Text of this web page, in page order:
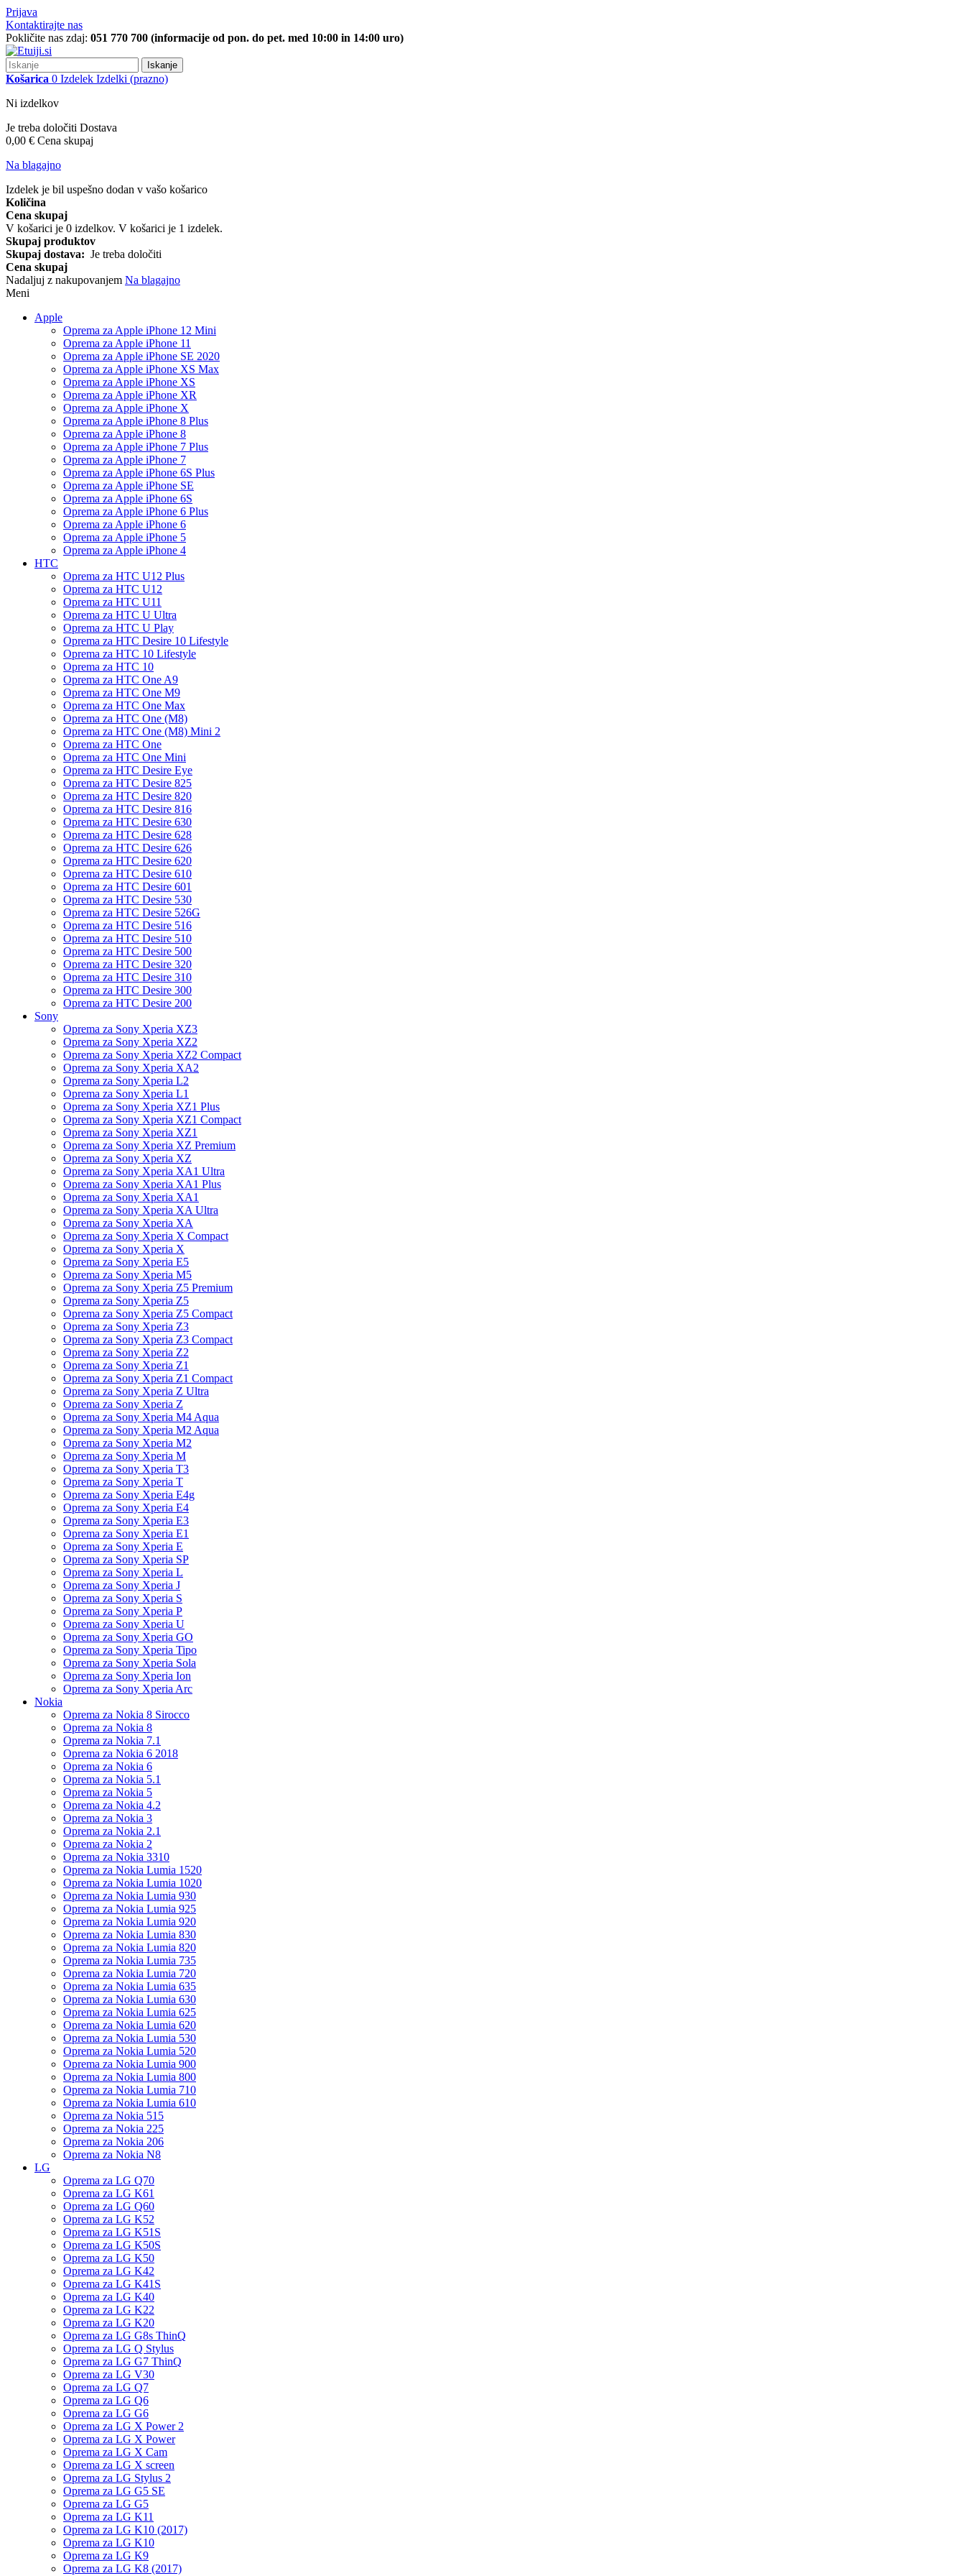
Prijava
Kontaktirajte nas
Pokličite nas zdaj: 051 770 700 (informacije od pon. do pet. med 10:00 in 14:00 uro)
Iskanje
Košarica 0 Izdelek Izdelki (prazno)
Ni izdelkov
Je treba določiti Dostava
0,00 € Cena skupaj
Na blagajno
Izdelek je bil uspešno dodan v vašo košarico
Količina
Cena skupaj
V košarici je 0 izdelkov. V košarici je 1 izdelek.
Skupaj produktov
Skupaj dostava: Je treba določiti
Cena skupaj
Nadaljuj z nakupovanjem Na blagajno
Meni
Apple
Oprema za Apple iPhone 12 Mini
Oprema za Apple iPhone 11
Oprema za Apple iPhone SE 2020
Oprema za Apple iPhone XS Max
Oprema za Apple iPhone XS
Oprema za Apple iPhone XR
Oprema za Apple iPhone X
Oprema za Apple iPhone 8 Plus
Oprema za Apple iPhone 8
Oprema za Apple iPhone 7 Plus
Oprema za Apple iPhone 7
Oprema za Apple iPhone 6S Plus
Oprema za Apple iPhone SE
Oprema za Apple iPhone 6S
Oprema za Apple iPhone 6 Plus
Oprema za Apple iPhone 6
Oprema za Apple iPhone 5
Oprema za Apple iPhone 4
HTC
Oprema za HTC U12 Plus
Oprema za HTC U12
Oprema za HTC U11
Oprema za HTC U Ultra
Oprema za HTC U Play
Oprema za HTC Desire 10 Lifestyle
Oprema za HTC 10 Lifestyle
Oprema za HTC 10
Oprema za HTC One A9
Oprema za HTC One M9
Oprema za HTC One Max
Oprema za HTC One (M8)
Oprema za HTC One (M8) Mini 2
Oprema za HTC One
Oprema za HTC One Mini
Oprema za HTC Desire Eye
Oprema za HTC Desire 825
Oprema za HTC Desire 820
Oprema za HTC Desire 816
Oprema za HTC Desire 630
Oprema za HTC Desire 628
Oprema za HTC Desire 626
Oprema za HTC Desire 620
Oprema za HTC Desire 610
Oprema za HTC Desire 601
Oprema za HTC Desire 530
Oprema za HTC Desire 526G
Oprema za HTC Desire 516
Oprema za HTC Desire 510
Oprema za HTC Desire 500
Oprema za HTC Desire 320
Oprema za HTC Desire 310
Oprema za HTC Desire 300
Oprema za HTC Desire 200
Sony
Oprema za Sony Xperia XZ3
Oprema za Sony Xperia XZ2
Oprema za Sony Xperia XZ2 Compact
Oprema za Sony Xperia XA2
Oprema za Sony Xperia L2
Oprema za Sony Xperia L1
Oprema za Sony Xperia XZ1 Plus
Oprema za Sony Xperia XZ1 Compact
Oprema za Sony Xperia XZ1
Oprema za Sony Xperia XZ Premium
Oprema za Sony Xperia XZ
Oprema za Sony Xperia XA1 Ultra
Oprema za Sony Xperia XA1 Plus
Oprema za Sony Xperia XA1
Oprema za Sony Xperia XA Ultra
Oprema za Sony Xperia XA
Oprema za Sony Xperia X Compact
Oprema za Sony Xperia X
Oprema za Sony Xperia E5
Oprema za Sony Xperia M5
Oprema za Sony Xperia Z5 Premium
Oprema za Sony Xperia Z5
Oprema za Sony Xperia Z5 Compact
Oprema za Sony Xperia Z3
Oprema za Sony Xperia Z3 Compact
Oprema za Sony Xperia Z2
Oprema za Sony Xperia Z1
Oprema za Sony Xperia Z1 Compact
Oprema za Sony Xperia Z Ultra
Oprema za Sony Xperia Z
Oprema za Sony Xperia M4 Aqua
Oprema za Sony Xperia M2 Aqua
Oprema za Sony Xperia M2
Oprema za Sony Xperia M
Oprema za Sony Xperia T3
Oprema za Sony Xperia T
Oprema za Sony Xperia E4g
Oprema za Sony Xperia E4
Oprema za Sony Xperia E3
Oprema za Sony Xperia E1
Oprema za Sony Xperia E
Oprema za Sony Xperia SP
Oprema za Sony Xperia L
Oprema za Sony Xperia J
Oprema za Sony Xperia S
Oprema za Sony Xperia P
Oprema za Sony Xperia U
Oprema za Sony Xperia GO
Oprema za Sony Xperia Tipo
Oprema za Sony Xperia Sola
Oprema za Sony Xperia Ion
Oprema za Sony Xperia Arc
Nokia
Oprema za Nokia 8 Sirocco
Oprema za Nokia 8
Oprema za Nokia 7.1
Oprema za Nokia 6 2018
Oprema za Nokia 6
Oprema za Nokia 5.1
Oprema za Nokia 5
Oprema za Nokia 4.2
Oprema za Nokia 3
Oprema za Nokia 2.1
Oprema za Nokia 2
Oprema za Nokia 3310
Oprema za Nokia Lumia 1520
Oprema za Nokia Lumia 1020
Oprema za Nokia Lumia 930
Oprema za Nokia Lumia 925
Oprema za Nokia Lumia 920
Oprema za Nokia Lumia 830
Oprema za Nokia Lumia 820
Oprema za Nokia Lumia 735
Oprema za Nokia Lumia 720
Oprema za Nokia Lumia 635
Oprema za Nokia Lumia 630
Oprema za Nokia Lumia 625
Oprema za Nokia Lumia 620
Oprema za Nokia Lumia 530
Oprema za Nokia Lumia 520
Oprema za Nokia Lumia 900
Oprema za Nokia Lumia 800
Oprema za Nokia Lumia 710
Oprema za Nokia Lumia 610
Oprema za Nokia 515
Oprema za Nokia 225
Oprema za Nokia 206
Oprema za Nokia N8
LG
Oprema za LG Q70
Oprema za LG K61
Oprema za LG Q60
Oprema za LG K52
Oprema za LG K51S
Oprema za LG K50S
Oprema za LG K50
Oprema za LG K42
Oprema za LG K41S
Oprema za LG K40
Oprema za LG K22
Oprema za LG K20
Oprema za LG G8s ThinQ
Oprema za LG Q Stylus
Oprema za LG G7 ThinQ
Oprema za LG V30
Oprema za LG Q7
Oprema za LG Q6
Oprema za LG G6
Oprema za LG X Power 2
Oprema za LG X Power
Oprema za LG X Cam
Oprema za LG X screen
Oprema za LG Stylus 2
Oprema za LG G5 SE
Oprema za LG G5
Oprema za LG K11
Oprema za LG K10 (2017)
Oprema za LG K10
Oprema za LG K9
Oprema za LG K8 (2017)